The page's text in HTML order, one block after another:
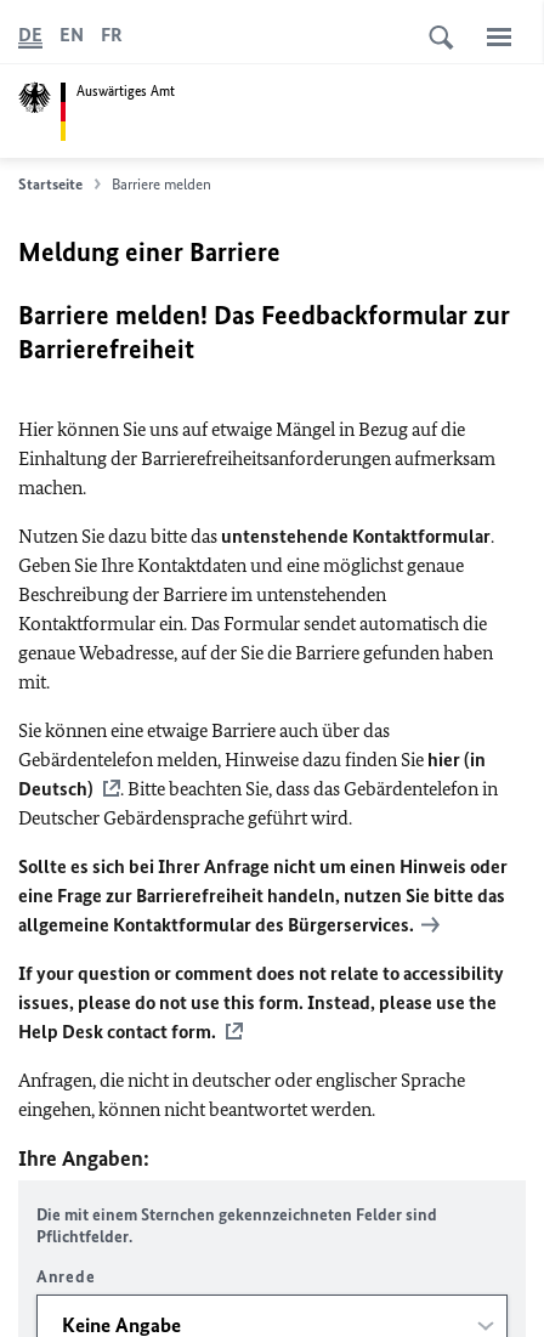
Auswärtiges Amt
DE EN FR
Startseite Barriere melden
Meldung einer Barriere
Barriere melden! Das Feedbackformular zur
Barrierefreiheit
Hier können Sie uns auf etwaige Mängel in Bezug auf die
Einhaltung der Barrierefreiheitsanforderungen aufmerksam
machen.
Nutzen Sie dazu bitte das untenstehende Kontaktformular.
Geben Sie Ihre Kontaktdaten und eine möglichst genaue
Beschreibung der Barriere im untenstehenden
Kontaktformular ein. Das Formular sendet automatisch die
genaue Webadresse, auf der Sie die Barriere gefunden haben
mit.
Sie können eine etwaige Barriere auch über das
Gebärdentelefon melden, Hinweise dazu finden Sie hier (in
Deutsch)
. Bitte beachten Sie, dass das Gebärdentelefon in
Deutscher Gebärdensprache geführt wird.
Sollte es sich bei Ihrer Anfrage nicht um einen Hinweis oder
eine Frage zur Barrierefreiheit handeln, nutzen Sie bitte das
allgemeine Kontaktformular des Bürgerservices.
If your question or comment does not relate to accessibility
issues, please do not use this form. Instead, please use the
Help Desk contact form.
Anfragen, die nicht in deutscher oder englischer Sprache
eingehen, können nicht beantwortet werden.
Ihre Angaben:
Die mit einem Sternchen gekennzeichneten Felder sind
Pflichtfelder.
Anrede